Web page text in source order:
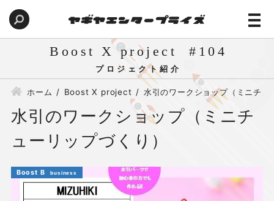
Boost X project 104
ホーム Boost X project 水引のワークショップ（ミニチュ
水引のワークショップ（ミニチ
ューリップづくり）
Boost B